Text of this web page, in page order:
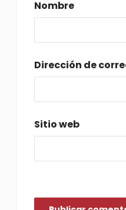
Nombre
Dirección de
Sitio web